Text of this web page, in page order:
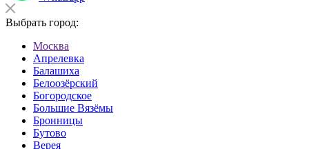
Выбрать город:
Москва
Апрелевка
Балашиха
Белоозёрский
Богородское
Большие Вязёмы
Бронницы
Бутово
Верея